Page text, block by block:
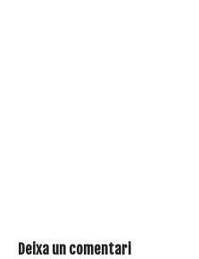
Deixa un comentari